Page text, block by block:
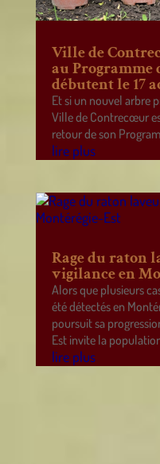
Ville de
au Programme
débutent le 17
Et si un nouvel arbre
Ville de Contrecœur
retour de son
lire plus
Rage du raton
vigilance en
Alors que plusieurs
été détectés en
poursuit sa
Est invite la
lire plus